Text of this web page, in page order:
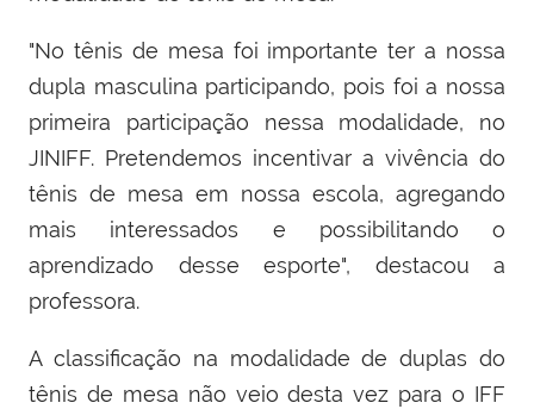
"No tênis de mesa foi importante ter a nossa
dupla masculina participando, pois foi a nossa
primeira participação nessa modalidade, no
JINIFF. Pretendemos incentivar a vivência do
tênis de mesa em nossa escola, agregando
mais interessados e possibilitando o
aprendizado desse esporte", destacou a
professora.
A classificação na modalidade de duplas do
tênis de mesa não veio desta vez para o IFF